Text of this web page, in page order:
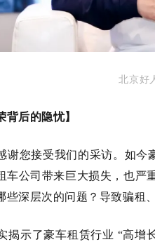
北京好
背后的隐忧】
谢您接受我们的采访。如今
车公司带来巨大损失，也
些深层次的问题？导致骗租
揭示了豪车租赁行业 “高增